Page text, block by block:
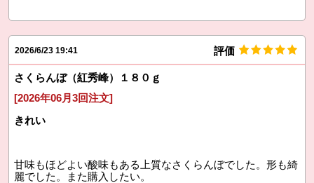
2026/6/23 19:41 評価
さくらんぼ（紅秀峰）１８０ｇ
[2026年06月3回注文]
きれい
甘味もほどよい酸味もある上質なさくらんぼでした。形も綺
麗でした。また購入したい。